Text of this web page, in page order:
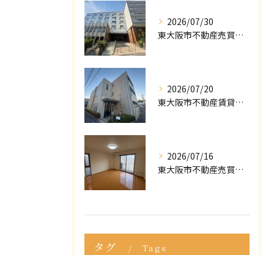
2026/07/30
東大阪市不動産売買｜東大阪市で不動産売却をご依頼いただきました｜売却実績をご紹介
2026/07/20
東大阪市不動産賃貸｜ポータルサイトで「掘り出し物件」が見つからない？プロが教える条件の緩め方
2026/07/16
東大阪市不動産売買｜マイホームの購入・売却で後悔しないために！知っておくべき「3つの罠」
タグ Tags